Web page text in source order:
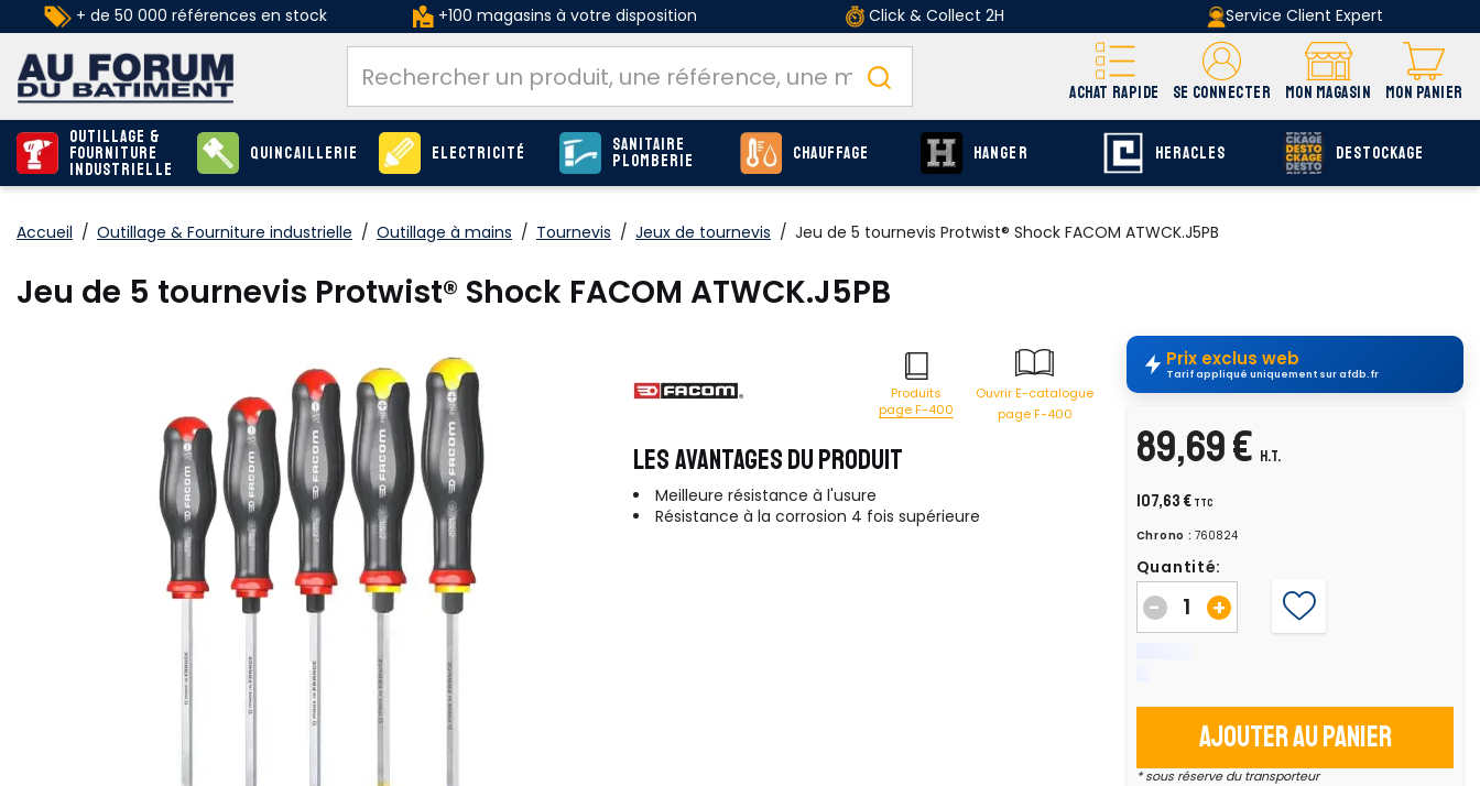
+ de 50 000 références en stock +100 magasins à votre disposition Click & Collect 2H Service Client Expert
ACHAT RAPIDE SE CONNECTER MON MAGASIN MON PANIER
Outillage &
Fourniture
industrielle
Quincaillerie Electricité Sanitaire
Plomberie Chauffage HANGER HERACLES DESTOCKAGE
Accueil / Outillage & Fourniture industrielle / Outillage à mains / Tournevis / Jeux de tournevis / Jeu de 5 tournevis Protwist® Shock FACOM ATWCK.J5PB
Jeu de 5 tournevis Protwist® Shock FACOM ATWCK.J5PB
Produits
page F-400
Ouvrir E-catalogue
page F-400
LES AVANTAGES DU PRODUIT
Meilleure résistance à l'usure
Résistance à la corrosion 4 fois supérieure
Prix exclus web
Tarif appliqué uniquement sur afdb.fr
89,69 € H.T.
107,63 € TTC
Chrono : 760824
Quantité:
+
-
Ajouter au panier
* sous réserve du transporteur